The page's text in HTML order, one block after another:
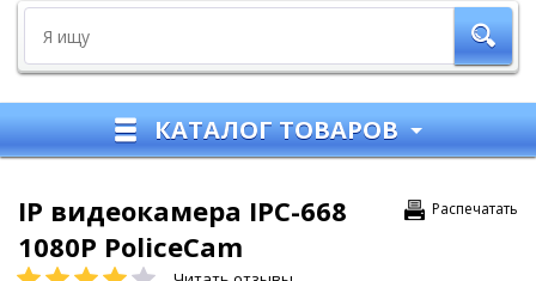
КАТАЛОГ ТОВАРОВ
Распечатать
IP видеокамера IPC-668
1080P PoliceCam